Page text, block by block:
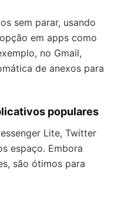
sem parar, usando
em apps como
no Gmail,
de anexos para
populares
Lite, Twitter
espaço. Embora
são ótimos para